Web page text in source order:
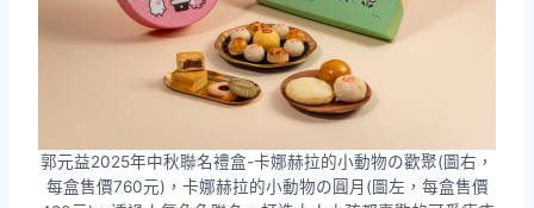
郭元益2025年中秋聯名禮盒-卡娜赫拉的小動物の歡聚(圖右，
每盒售價760元)，卡娜赫拉的小動物の圓月(圖左，每盒售價